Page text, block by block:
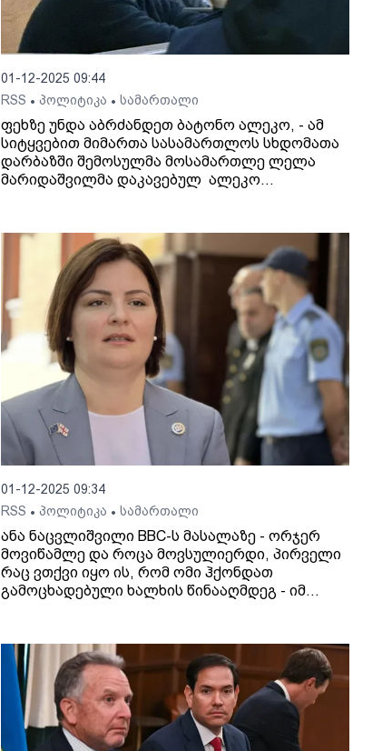
01-12-2025 09:44
RSS • პოლიტიკა • სამართალი
ფეხზე უნდა აბრძანდეთ ბატონო ალეკო, - ამ
სიტყვებით მიმართა სასამართლოს სხდომათა
დარბაზში შემოსულმა მოსამართლე ლელა
მარიდაშვილმა დაკავებულ ალეკო
ნიშნავს პატივისცემას, პატივისცემას
გამომუშავება უნდა“, - მიმართა მან
მოსამართლეს.
01-12-2025 09:34
RSS • პოლიტიკა • სამართალი
ანა ნაცვლიშვილი BBC-ს მასალაზე - ორჯერ
მოვიწამლე და როცა მოვსულიერდი, პირველი
რაც ვთქვი იყო ის, რომ ომი ჰქონდათ
გამოცხადებული ხალხის წინააღმდეგ - იმ